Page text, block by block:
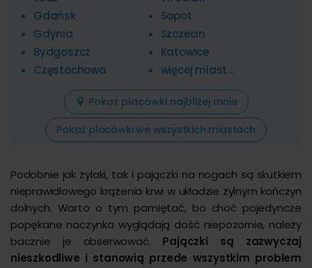
Gdańsk
Sopot
Gdynia
Szczecin
Bydgoszcz
Katowice
Częstochowa
więcej miast...
Pokaż placówki najbliżej mnie
Pokaż placówki we wszystkich miastach
Podobnie jak żylaki, tak i pajączki na nogach są skutkiem
nieprawidłowego krążenia krwi w układzie żylnym kończyn
dolnych. Warto o tym pamiętać, bo choć pojedyncze
popękane naczynka wyglądają dość niepozornie, należy
bacznie je obserwować. Pajączki są zazwyczaj
nieszkodliwe i stanowią przede wszystkim problem